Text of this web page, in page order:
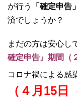
が行う
「確定申告」
済でしょうか？
まだの方は安心し
確定申告』期間（
コロナ禍による感
（４月15